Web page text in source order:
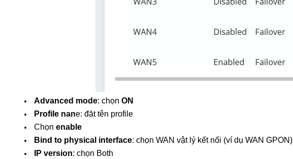
Advanced mode: chọn ON
Profile nane: đặt tên profile
Chọn enable
Bind to physical interface: chọn WAN vật lý kết nối (ví dụ WAN GPON)
IP version: chọn Both